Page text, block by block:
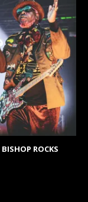
ROCKS